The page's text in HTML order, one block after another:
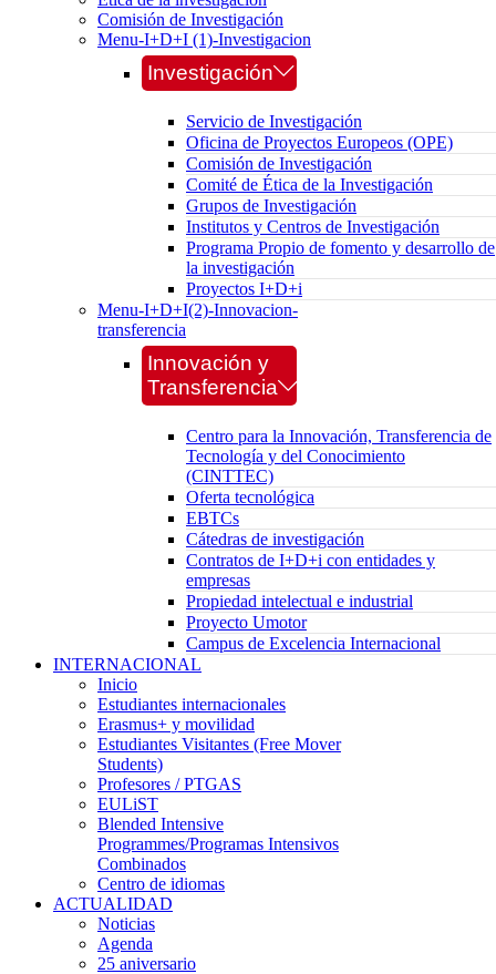
Comisión de Investigación
Menu-I+D+I (1)-Investigacion
Investigación
Servicio de Investigación
Oficina de Proyectos Europeos (OPE)
Comisión de Investigación
Comité de Ética de la Investigación
Grupos de Investigación
Institutos y Centros de Investigación
Programa Propio de fomento y desarrollo de
la investigación
Proyectos I+D+i
Menu-I+D+I(2)-Innovacion-
transferencia
Innovación y
Transferencia
Centro para la Innovación, Transferencia de
Tecnología y del Conocimiento
(CINTTEC)
Oferta tecnológica
EBTCs
Cátedras de investigación
Contratos de I+D+i con entidades y
empresas
Propiedad intelectual e industrial
Proyecto Umotor
Campus de Excelencia Internacional
INTERNACIONAL
Inicio
Estudiantes internacionales
Erasmus+ y movilidad
Estudiantes Visitantes (Free Mover
Students)
Profesores / PTGAS
EULiST
Blended Intensive
Programmes/Programas Intensivos
Combinados
Centro de idiomas
ACTUALIDAD
Noticias
Agenda
25 aniversario